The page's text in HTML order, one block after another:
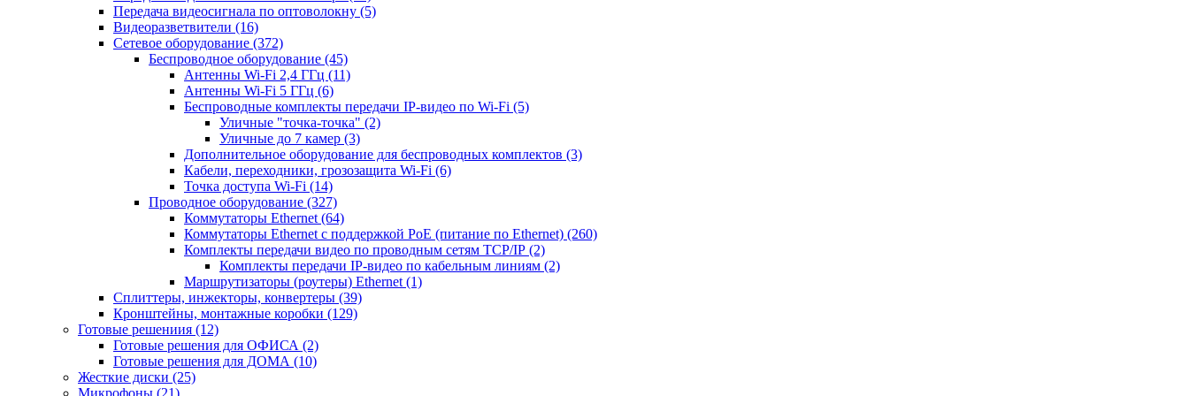
Передача видеосигнала по оптоволокну (5)
Видеоразветвители (16)
Сетевое оборудование (372)
Беспроводное оборудование (45)
Антенны Wi-Fi 2,4 ГГц (11)
Антенны Wi-Fi 5 ГГц (6)
Беспроводные комплекты передачи IP-видео по Wi-Fi (5)
Уличные "точка-точка" (2)
Уличные до 7 камер (3)
Дополнительное оборудование для беспроводных комплектов (3)
Кабели, переходники, грозозащита Wi-Fi (6)
Точка доступа Wi-Fi (14)
Проводное оборудование (327)
Коммутаторы Ethernet (64)
Коммутаторы Ethernet с поддержкой PoE (питание по Ethernet) (260)
Комплекты передачи видео по проводным сетям TCP/IP (2)
Комплекты передачи IP-видео по кабельным линиям (2)
Маршрутизаторы (роутеры) Ethernet (1)
Сплиттеры, инжекторы, конвертеры (39)
Кронштейны, монтажные коробки (129)
Готовые решениия (12)
Готовые решения для ОФИСА (2)
Готовые решения для ДОМА (10)
Жесткие диски (25)
Микрофоны (21)